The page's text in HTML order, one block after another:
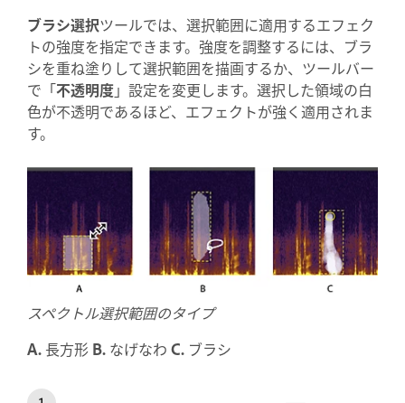
ブラシ選択ツールでは、選択範囲に適用するエフェク
トの強度を指定できます。強度を調整するには、ブラ
シを重ね塗りして選択範囲を描画するか、ツールバー
で「不透明度」設定を変更します。選択した領域の白
色が不透明であるほど、エフェクトが強く適用されま
す。
スペクトル選択範囲のタイプ
A. 長方形 B. なげなわ C. ブラシ